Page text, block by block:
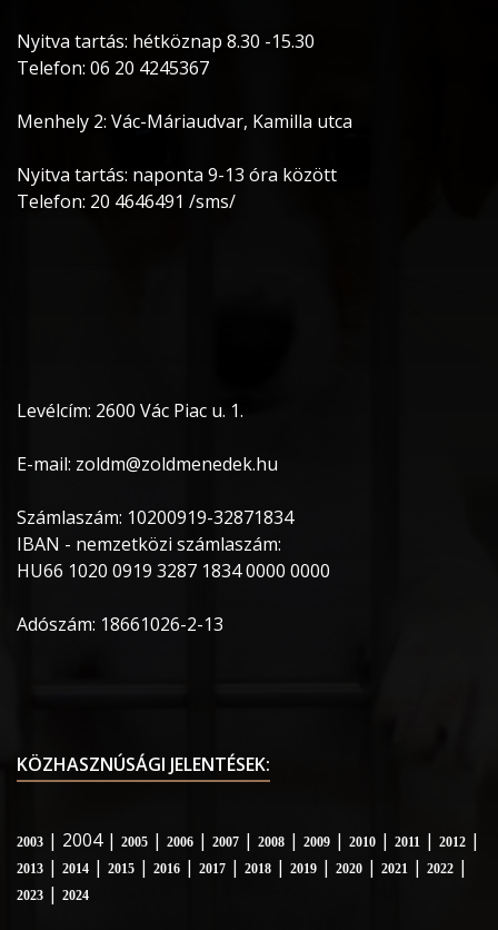
Nyitva tartás: hétköznap 8.30 -15.30
Telefon: 06 20 4245367
Menhely 2: Vác-Máriaudvar, Kamilla utca
Nyitva tartás: naponta 9-13 óra között
Telefon: 20 4646491 /sms/
Levélcím: 2600 Vác Piac u. 1.
E-mail: zoldm@zoldmenedek.hu
Számlaszám: 10200919-32871834
IBAN - nemzetközi számlaszám:
HU66 1020 0919 3287 1834 0000 0000
Adószám: 18661026-2-13
KÖZHASZNÚSÁGI JELENTÉSEK:
2003 | 2004 | 2005 | 2006 | 2007 | 2008 | 2009 | 2010 | 2011 | 2012 |
2013 | 2014 | 2015 | 2016 | 2017 | 2018 | 2019 | 2020 | 2021 | 2022 |
2023 | 2024